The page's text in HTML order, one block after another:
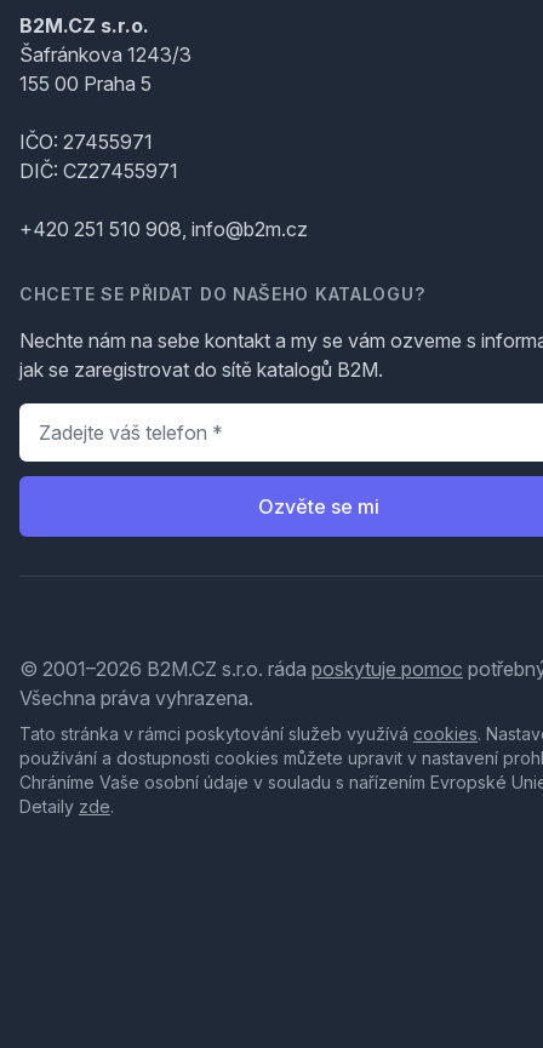
B2M.CZ s.r.o.
Šafránkova 1243/3
155 00 Praha 5
IČO: 27455971
DIČ: CZ27455971
+420 251 510 908, info@b2m.cz
CHCETE SE PŘIDAT DO NAŠEHO KATALOGU?
Nechte nám na sebe kontakt a my se vám ozveme s
jak se zaregistrovat do sítě katalogů B2M.
Telefon
Ozvěte se mi
© 2001–2026 B2M.CZ s.r.o. ráda poskytuje pomoc
Všechna práva vyhrazena.
Tato stránka v rámci poskytování služeb využívá cookies.
používání a dostupnosti cookies můžete upravit v nastavení
Chráníme Vaše osobní údaje v souladu s nařízením Evropské
Detaily zde.